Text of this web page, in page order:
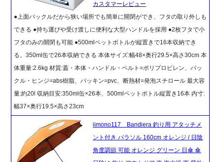
カスタマーレビュー
●上面バックルだから狭い場所でも簡単に開閉ができ、フタの取り外しも
できる ●持ち運びや受け渡しに便利な大型ハンドルを採用 ●2枚フタで小
フタのみの開閉も可能 ●500mlペットボトルが縦置きで16本収納でき
る。350ml缶で26本収納できる 本体サイズ:幅48×奥行29.5×高さ30cm 本
体重量:2.6kg 材質:蓋・本体・ハンドル・ベルト=ポリプロピレン、バッ
クル・ヒンジ=abs樹脂、パッキン=pvc、断熱材=発泡スチロール 最大容
量:約20l 収納目安:350ml缶×26本、500mlペットボトル縦置き16本 内寸:
幅37×奥行19.5×高さ23cm
iimono117 Bandiera 釣り用 アタッチメ
ント付き パラソル 160cm オレンジ / 日陰
角度調節 可能 オレンジ グリーン 日傘 傘